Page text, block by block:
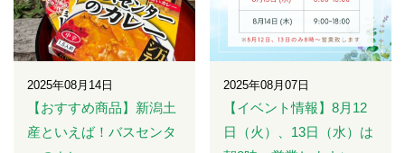
2025年08月14日
【おすすめ商品】新潟土
産といえば！バスセンタ
2025年08月07日
【イベント情報】8月12
日（火）、13日（水）は